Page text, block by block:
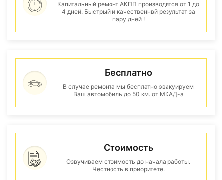
Капитальный ремонт АКПП производится от 1 до
4 дней. Быстрый и качественнвй результат за
пару дней !
Бесплатно
В случае ремонта мы бесплатно эвакуируем
Ваш автомобиль до 50 км. от МКАД-а
Стоимость
Озвучиваем стоимость до начала работы.
Честность в приоритете.